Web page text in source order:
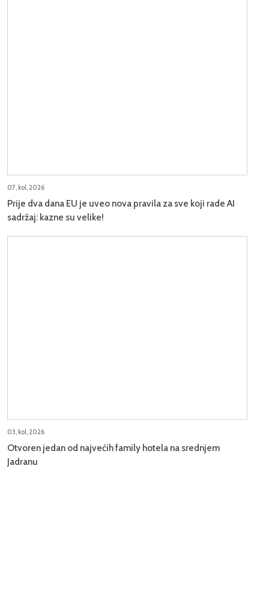
07, kol, 2026
Prije dva dana EU je uveo nova pravila za sve koji rade AI
sadržaj: kazne su velike!
03, kol, 2026
Otvoren jedan od najvećih family hotela na srednjem
Jadranu